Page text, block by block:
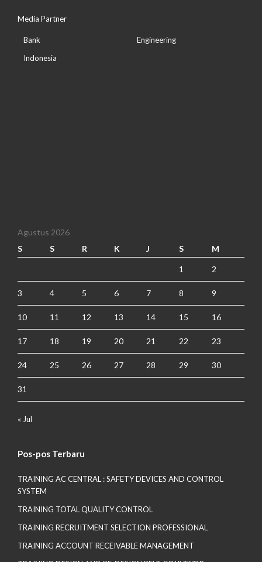
Media Partner
Bank
Indonesia
Engineering
Agustus 2026
S
S R K J S M
1 2
3 4 5 6 7 8 9
10 11 12 13 14 15 16
17 18 19 20 21 22 23
24 25 26 27 28 29 30
31
« Jul
Pos-pos Terbaru
TRAINING AC CENTRAL : SAFETY DEVICES AND CONTROL
SYSTEM
TRAINING TOTAL QUALITY CONTROL
TRAINING RECRUITMENT SELECTION PROFESSIONAL
TRAINING ACCOUNT RECEIVABLE MANAGEMENT